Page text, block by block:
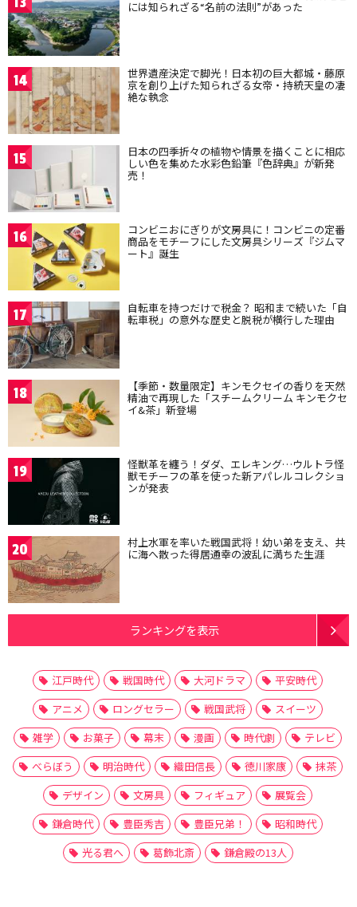
には知られざる“名前の法則”があった
14 世界遺産決定で脚光！日本初の巨大都城・藤原
京を創り上げた知られざる女帝・持統天皇の凄
絶な執念
15 日本の四季折々の植物や情景を描くことに相応
しい色を集めた水彩色鉛筆『色辞典』が新発
売！
16 コンビニおにぎりが文房具に！コンビニの定番
商品をモチーフにした文房具シリーズ『ジムマ
ート』誕生
17 自転車を持つだけで税金？ 昭和まで続いた「自
転車税」の意外な歴史と脱税が横行した理由
18 【季節・数量限定】キンモクセイの香りを天然
精油で再現した「スチームクリーム キンモクセ
イ&茶」新登場
19 怪獣革を纏う！ダダ、エレキング…ウルトラ怪
獣モチーフの革を使った新アパレルコレクショ
ンが発表
20 村上水軍を率いた戦国武将！幼い弟を支え、共
に海へ散った得居通幸の波乱に満ちた生涯
ランキングを表示
江戸時代 戦国時代 大河ドラマ
平安時代
アニメ
ロングセラー 戦国武将
スイーツ
雑学
お菓子 幕末 漫画 時代劇
テレビ
べらぼう
明治時代 織田信長 徳川家康
抹茶
デザイン
文房具 フィギュア
展覧会
鎌倉時代
豊臣秀吉 豊臣兄弟！
昭和時代
光る君へ
葛飾北斎 鎌倉殿の13人